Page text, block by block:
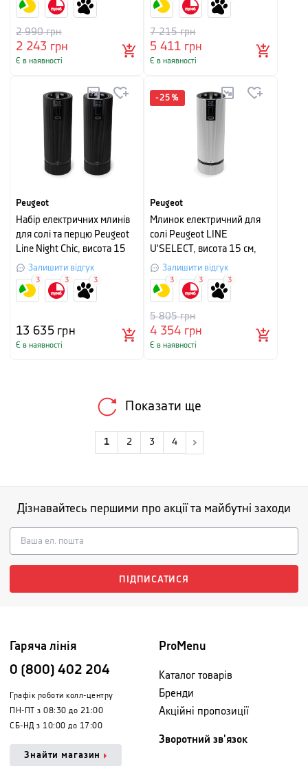
2 243 грн
2 990грн
Є в наявності
5 411 грн
7 215грн
Є в наявності
Peugeot
Набір електричних млинів
для солі та перцю Peugeot
Line Night Chic, висота 15
см, чорний
Залишити відгук
13 635грн
Є в наявності
3 3 3
-25 %
Peugeot
Млинок електричний для
солі Peugeot LINE
U'SELECT, висота 15 см,
сріблясто-сірий
Залишити відгук
4 354 грн
5 805грн
Є в наявності
3 3 3
Показати ще
1 2 3 4
Дізнавайтесь першими про акції та майбутні заходи
ПІДПИСАТИСЯ
Гаряча лінія
0 (800) 402 204
Графік роботи колл-центру
ПН-ПТ з 08:30 до 21:00
СБ-НД з 10:00 до 17:00
Знайти магазин
ProMenu
Каталог товарів
Бренди
Акційні пропозиції
Зворотний зв'язок